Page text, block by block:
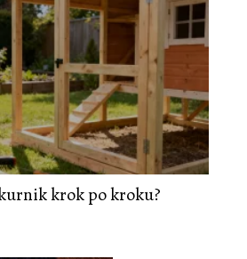
krok po kroku?